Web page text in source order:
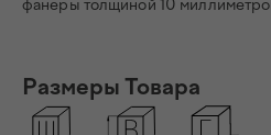
фанеры толщиной 10
Размеры Товара